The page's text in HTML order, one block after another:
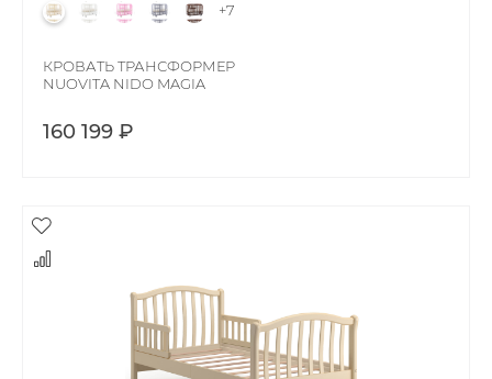
+7
КРОВАТЬ ТРАНСФОРМЕР
NUOVITA NIDO MAGIA
160 199 ₽